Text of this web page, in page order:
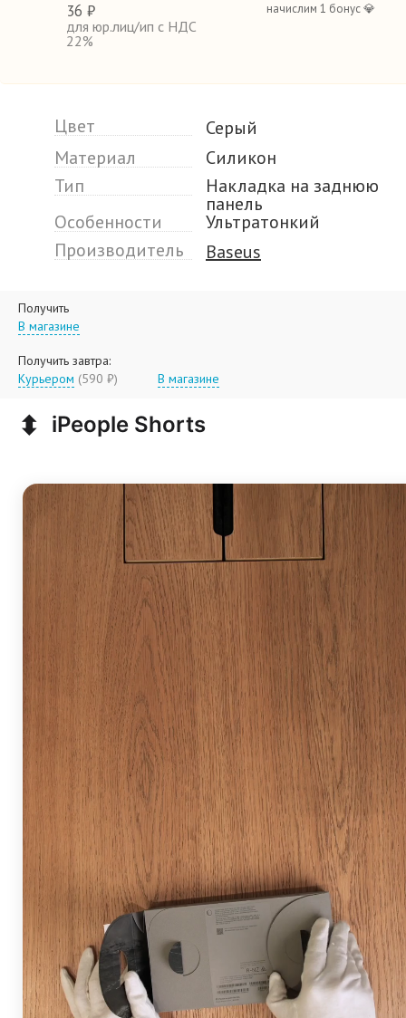
36 ₽
для юр.лиц/ип с НДС
22%
начислим 1 бонус 💎
Цвет
Серый
Материал
Силикон
Тип
Накладка на заднюю
панель
Особенности
Ультратонкий
Производитель
Baseus
Получить
В магазине
Получить завтра:
Курьером (590 ₽) В магазине
⬍ iPeople Shorts